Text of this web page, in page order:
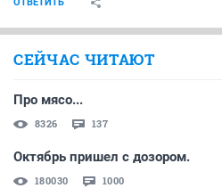
СЕЙЧАС ЧИТАЮТ
Про мясо...
8326 137
Октябрь пришел с дозором.
180030 1000